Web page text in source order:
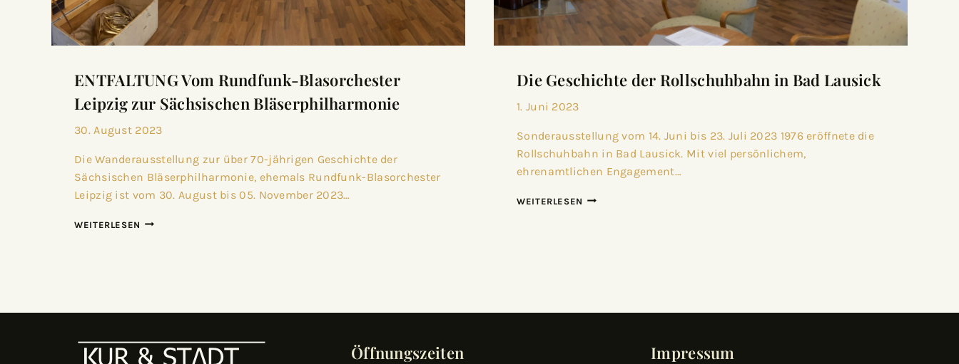
ENTFALTUNG Vom Rundfunk-Blasorchester
Leipzig zur Sächsischen Bläserphilharmonie
30. August 2023
Die Wanderausstellung zur über 70-jährigen Geschichte der
Sächsischen Bläserphilharmonie, ehemals Rundfunk-Blasorchester
Leipzig ist vom 30. August bis 05. November 2023…
WEITERLESEN
Die Geschichte der Rollschuhbahn in Bad Lausick
1. Juni 2023
Sonderausstellung vom 14. Juni bis 23. Juli 2023 1976 eröffnete die
Rollschuhbahn in Bad Lausick. Mit viel persönlichem,
ehrenamtlichen Engagement…
WEITERLESEN
Öffnungszeiten Impressum